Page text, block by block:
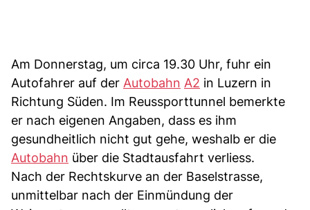
Am Donnerstag, um circa 19.30 Uhr, fuhr ein
Autofahrer auf der Autobahn A2 in Luzern in
Richtung Süden. Im Reussporttunnel bemerkte
er nach eigenen Angaben, dass es ihm
gesundheitlich nicht gut gehe, weshalb er die
Autobahn über die Stadtausfahrt verliess.
Nach der Rechtskurve an der Baselstrasse,
unmittelbar nach der Einmündung der